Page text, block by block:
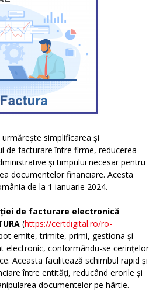
simplificarea și
de facturare între firme, reducerea
și timpului necesar pentru
documentelor financiare. Acesta
de la 1 ianuarie 2024.
de facturare electronică
(https://certdigital.ro/ro-
emite, trimite, primi, gestiona și
electronic, conformându-se cerințelor
Aceasta facilitează schimbul rapid și
între entități, reducând erorile și
documentelor pe hârtie.